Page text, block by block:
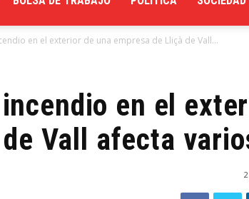
en el exterior de una empresa de Lliçà de Vall...
en el
de Vall afecta